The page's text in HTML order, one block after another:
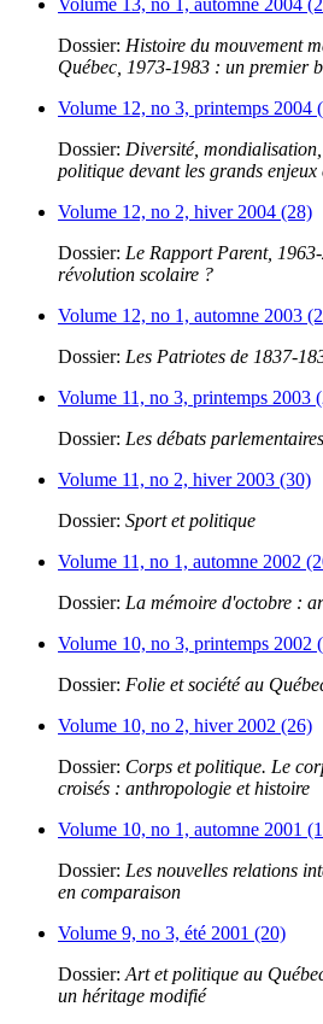
Dossier: Histoire du mouvement
Québec, 1973-1983 : un premier
Volume 12, no 3, printemps 2004
Dossier: Diversité,
politique devant les grands
Volume 12, no 2, hiver 2004 (28)
Dossier: Le Rapport Parent,
révolution scolaire ?
Volume 12, no 1, automne 2003
Dossier: Les Patriotes de 1837-
Volume 11, no 3, printemps 2003
Dossier: Les débats
Volume 11, no 2, hiver 2003 (30)
Dossier: Sport et politique
Volume 11, no 1, automne 2002
Dossier: La mémoire d'octobre :
Volume 10, no 3, printemps 2002
Dossier: Folie et société au
Volume 10, no 2, hiver 2002 (26)
Dossier: Corps et politique. Le
croisés : anthropologie et histoire
Volume 10, no 1, automne 2001
Dossier: Les nouvelles relations
en comparaison
Volume 9, no 3, été 2001 (20)
Dossier: Art et politique au
un héritage modifié